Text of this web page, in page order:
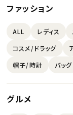
ファッション
ALL レディス
コスメ/ドラッグ
帽子/時計
バッグ
グルメ